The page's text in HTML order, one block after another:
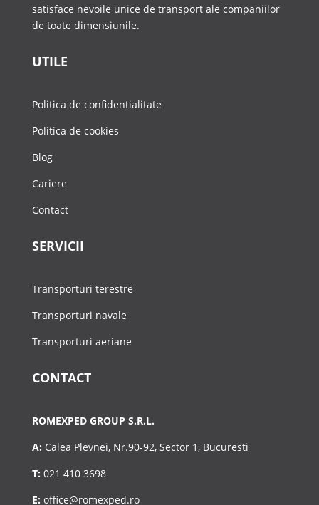
satisface nevoile unice de transport ale companiilor
de toate dimensiunile.
UTILE
Politica de confidentialitate
Politica de cookies
Blog
Cariere
Contact
SERVICII
Transporturi terestre
Transporturi navale
Transporturi aeriane
CONTACT
ROMEXPED GROUP S.R.L.
A: Calea Plevnei, Nr.90-92, Sector 1, Bucuresti
T: 021 410 3698
E: office@romexped.ro